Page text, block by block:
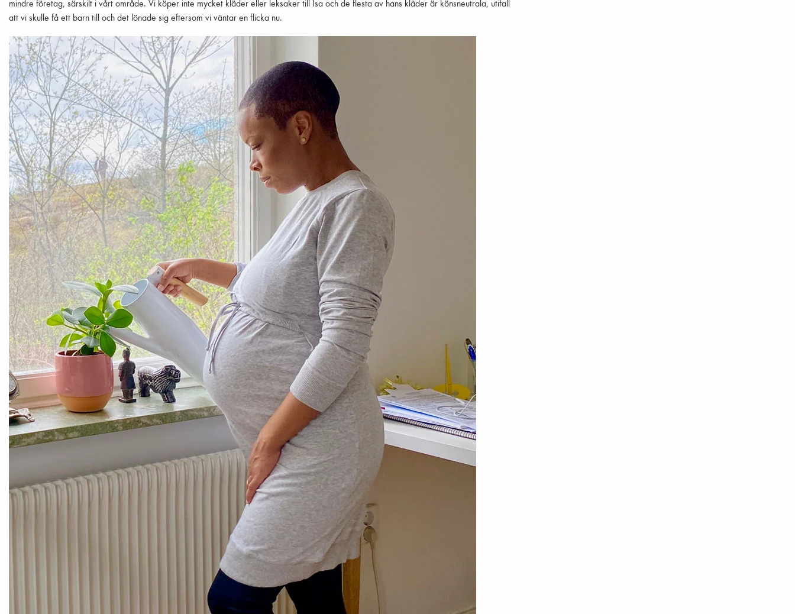
mindre företag, särskilt i vårt område. Vi köper inte mycket kläder eller leksaker till Isa och de flesta av hans kläder är könsneutrala, utifall
att vi skulle få ett barn till och det lönade sig eftersom vi väntar en flicka nu.